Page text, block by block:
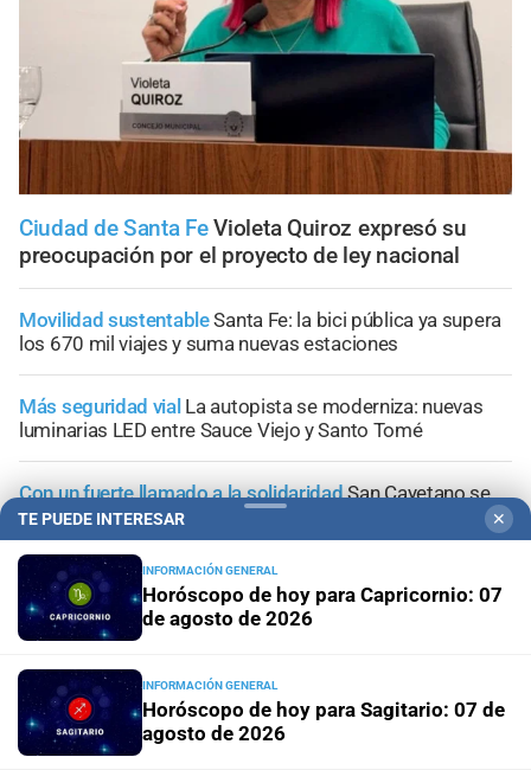
Ciudad de Santa Fe Violeta Quiroz expresó su
preocupación por el proyecto de ley nacional
Movilidad sustentableSanta Fe: la bici pública ya supera
los 670 mil viajes y suma nuevas estaciones
Más seguridad vial La autopista se moderniza: nuevas
luminarias LED entre Sauce Viejo y Santo Tomé
Con un fuerte llamado a la solidaridadSan Cayetano se
prepara para recibir a miles de peregrinos de Santa Fe
"Geriátrico del horror"Desde el Concejo, piden al
municipio que detalle la situación de los asilos de
ancianos en Santa Fe
TE PUEDE INTERESAR ✕
INFORMACIÓN GENERAL
Horóscopo de hoy para Capricornio: 07
de agosto de 2026
INFORMACIÓN GENERAL
Horóscopo de hoy para Sagitario: 07 de
agosto de 2026